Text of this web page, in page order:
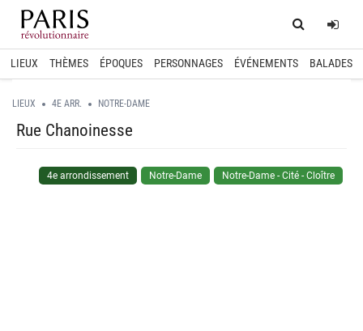
Home
LIEUX THÈMES ÉPOQUES PERSONNAGES ÉVÉNEMENTS BALADES
LIEUX 4E ARR. NOTRE-DAME
Rue Chanoinesse
4e arrondissement Notre-Dame Notre-Dame - Cité - Cloître